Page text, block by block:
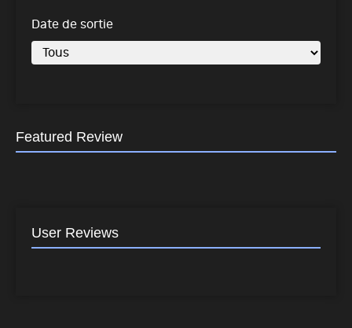
Date de sortie
Featured Review
User Reviews